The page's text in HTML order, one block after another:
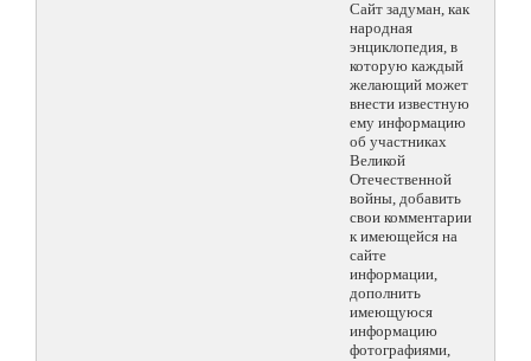
Сайт задуман, как
народная
энциклопедия, в
которую каждый
желающий может
внести известную
ему информацию
об участниках
Великой
Отечественной
войны, добавить
свои комментарии
к имеющейся на
сайте
информации,
дополнить
имеющуюся
информацию
фотографиями,